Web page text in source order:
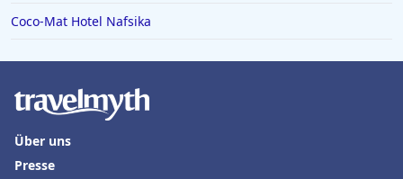
Coco-Mat Hotel Nafsika
Über uns
Presse